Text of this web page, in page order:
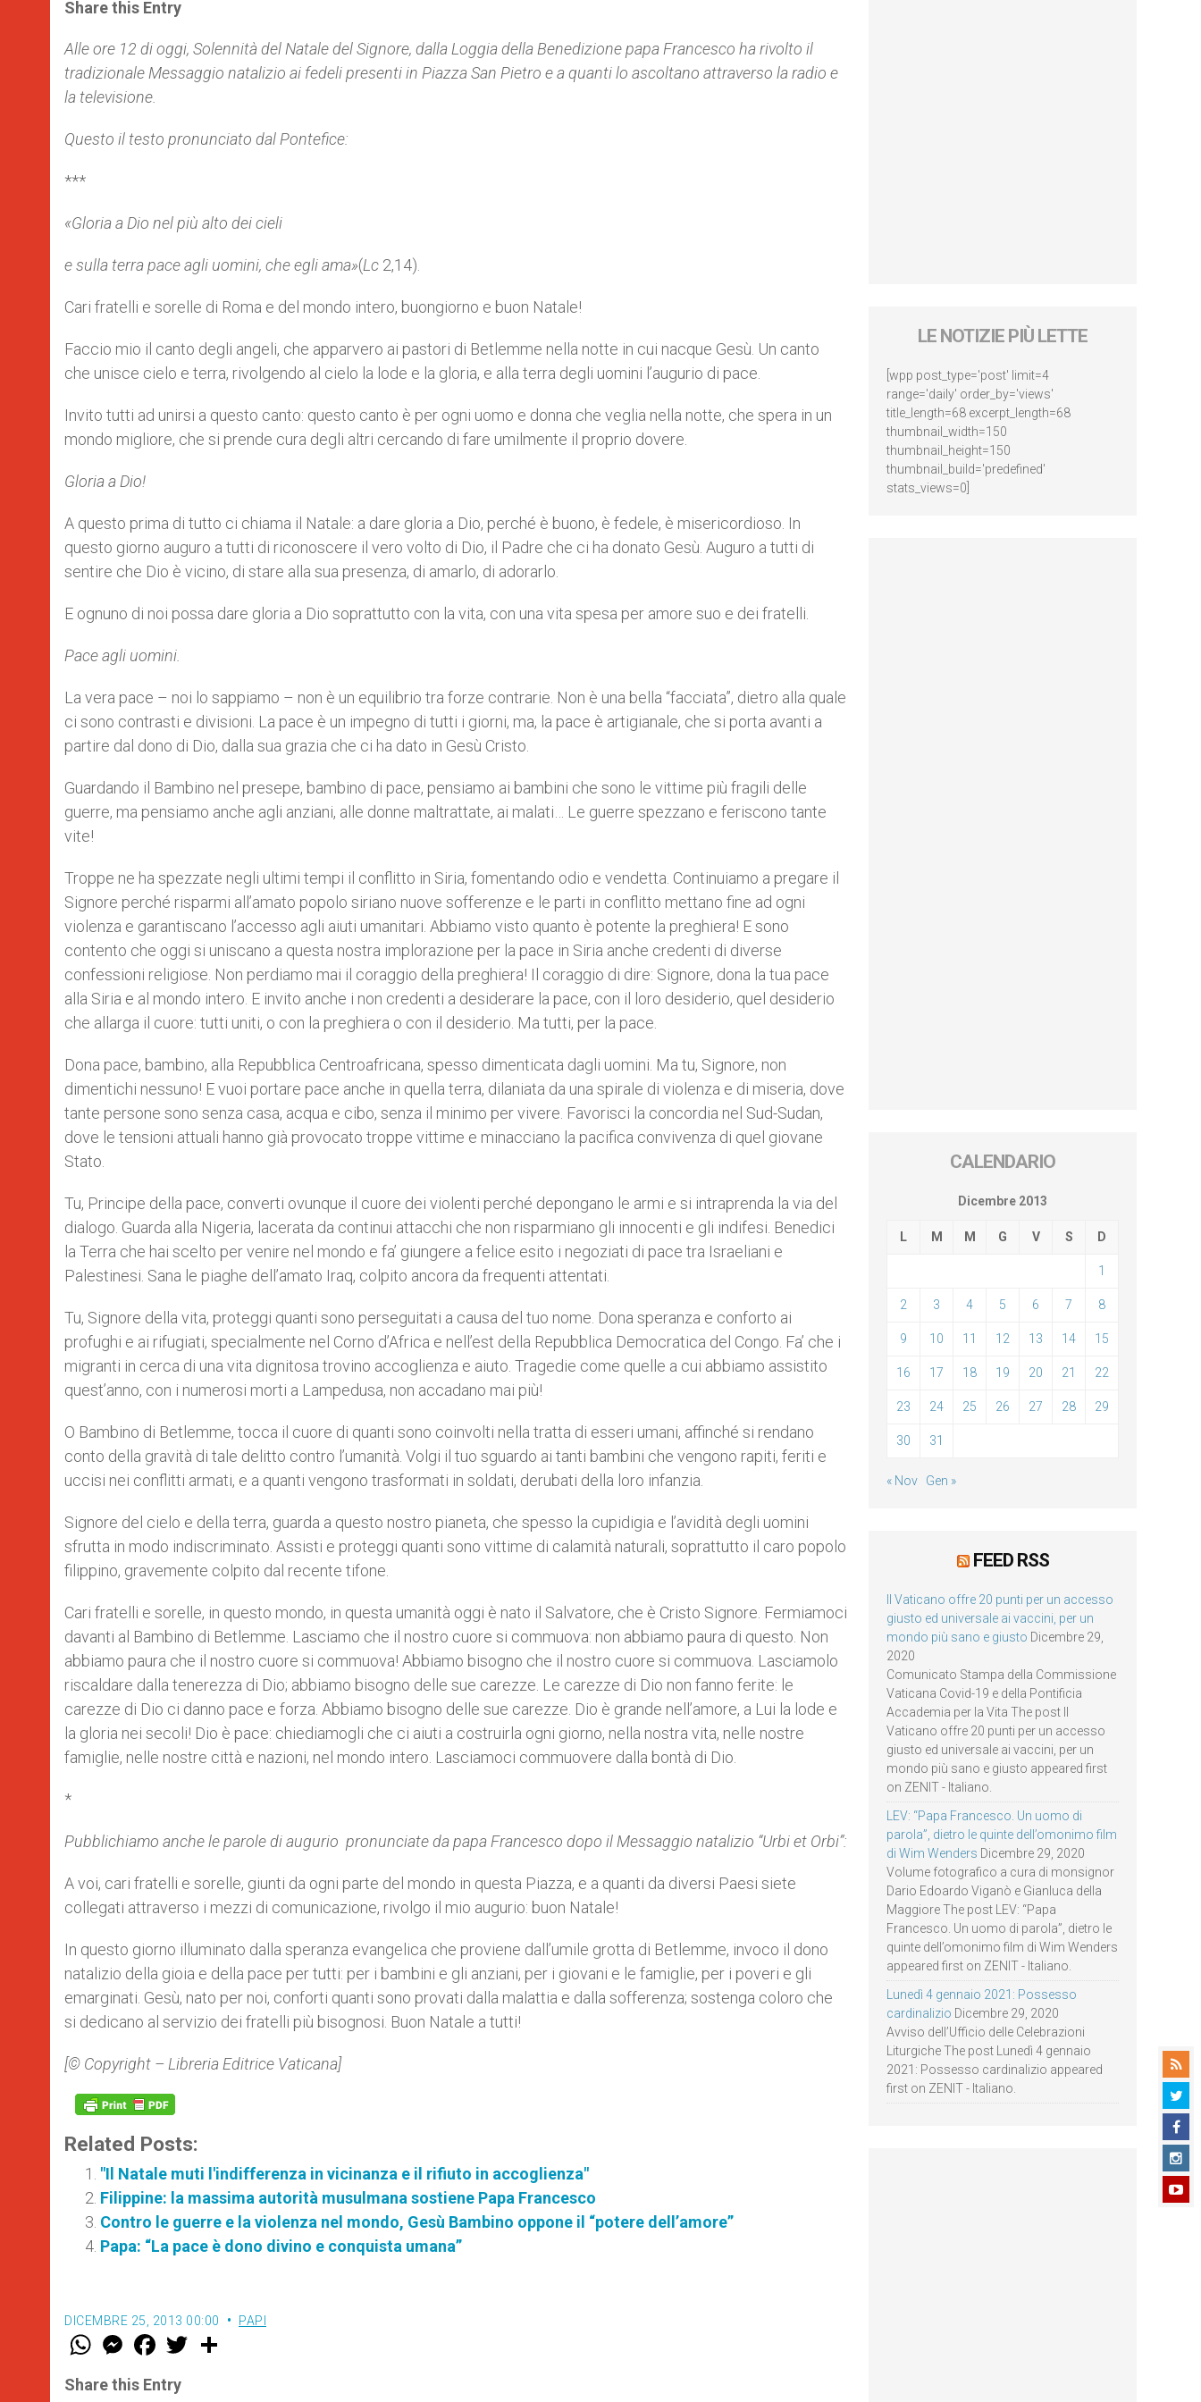
s
p
p
e
g
e
r
b
o
k
r
Share this Entry
Alle ore 12 di oggi, Solennità del Natale del Signore, dalla Loggia della Benedizione papa Francesco ha rivolto il
tradizionale Messaggio natalizio ai fedeli presenti in Piazza San Pietro e a quanti lo ascoltano attraverso la radio e
la televisione.
Questo il testo pronunciato dal Pontefice:
***
«Gloria a Dio nel più alto dei cieli
e sulla terra pace agli uomini, che egli ama»(Lc 2,14).
Cari fratelli e sorelle di Roma e del mondo intero, buongiorno e buon Natale!
Faccio mio il canto degli angeli, che apparvero ai pastori di Betlemme nella notte in cui nacque Gesù. Un canto
che unisce cielo e terra, rivolgendo al cielo la lode e la gloria, e alla terra degli uomini l’augurio di pace.
Invito tutti ad unirsi a questo canto: questo canto è per ogni uomo e donna che veglia nella notte, che spera in un
mondo migliore, che si prende cura degli altri cercando di fare umilmente il proprio dovere.
Gloria a Dio!
A questo prima di tutto ci chiama il Natale: a dare gloria a Dio, perché è buono, è fedele, è misericordioso. In
questo giorno auguro a tutti di riconoscere il vero volto di Dio, il Padre che ci ha donato Gesù. Auguro a tutti di
sentire che Dio è vicino, di stare alla sua presenza, di amarlo, di adorarlo.
E ognuno di noi possa dare gloria a Dio soprattutto con la vita, con una vita spesa per amore suo e dei fratelli.
Pace agli uomini.
La vera pace – noi lo sappiamo – non è un equilibrio tra forze contrarie. Non è una bella “facciata”, dietro alla quale
ci sono contrasti e divisioni. La pace è un impegno di tutti i giorni, ma, la pace è artigianale, che si porta avanti a
partire dal dono di Dio, dalla sua grazia che ci ha dato in Gesù Cristo.
Guardando il Bambino nel presepe, bambino di pace, pensiamo ai bambini che sono le vittime più fragili delle
guerre, ma pensiamo anche agli anziani, alle donne maltrattate, ai malati… Le guerre spezzano e feriscono tante
vite!
Troppe ne ha spezzate negli ultimi tempi il conflitto in Siria, fomentando odio e vendetta. Continuiamo a pregare il
Signore perché risparmi all’amato popolo siriano nuove sofferenze e le parti in conflitto mettano fine ad ogni
violenza e garantiscano l’accesso agli aiuti umanitari. Abbiamo visto quanto è potente la preghiera! E sono
contento che oggi si uniscano a questa nostra implorazione per la pace in Siria anche credenti di diverse
confessioni religiose. Non perdiamo mai il coraggio della preghiera! Il coraggio di dire: Signore, dona la tua pace
alla Siria e al mondo intero. E invito anche i non credenti a desiderare la pace, con il loro desiderio, quel desiderio
che allarga il cuore: tutti uniti, o con la preghiera o con il desiderio. Ma tutti, per la pace.
Dona pace, bambino, alla Repubblica Centroafricana, spesso dimenticata dagli uomini. Ma tu, Signore, non
dimentichi nessuno! E vuoi portare pace anche in quella terra, dilaniata da una spirale di violenza e di miseria, dove
tante persone sono senza casa, acqua e cibo, senza il minimo per vivere. Favorisci la concordia nel Sud-Sudan,
dove le tensioni attuali hanno già provocato troppe vittime e minacciano la pacifica convivenza di quel giovane
Stato.
Tu, Principe della pace, converti ovunque il cuore dei violenti perché depongano le armi e si intraprenda la via del
dialogo. Guarda alla Nigeria, lacerata da continui attacchi che non risparmiano gli innocenti e gli indifesi. Benedici
la Terra che hai scelto per venire nel mondo e fa’ giungere a felice esito i negoziati di pace tra Israeliani e
Palestinesi. Sana le piaghe dell’amato Iraq, colpito ancora da frequenti attentati.
Tu, Signore della vita, proteggi quanti sono perseguitati a causa del tuo nome. Dona speranza e conforto ai
profughi e ai rifugiati, specialmente nel Corno d’Africa e nell’est della Repubblica Democratica del Congo. Fa’ che i
migranti in cerca di una vita dignitosa trovino accoglienza e aiuto. Tragedie come quelle a cui abbiamo assistito
quest’anno, con i numerosi morti a Lampedusa, non accadano mai più!
O Bambino di Betlemme, tocca il cuore di quanti sono coinvolti nella tratta di esseri umani, affinché si rendano
conto della gravità di tale delitto contro l’umanità. Volgi il tuo sguardo ai tanti bambini che vengono rapiti, feriti e
uccisi nei conflitti armati, e a quanti vengono trasformati in soldati, derubati della loro infanzia.
Signore del cielo e della terra, guarda a questo nostro pianeta, che spesso la cupidigia e l’avidità degli uomini
sfrutta in modo indiscriminato. Assisti e proteggi quanti sono vittime di calamità naturali, soprattutto il caro popolo
filippino, gravemente colpito dal recente tifone.
Cari fratelli e sorelle, in questo mondo, in questa umanità oggi è nato il Salvatore, che è Cristo Signore. Fermiamoci
davanti al Bambino di Betlemme. Lasciamo che il nostro cuore si commuova: non abbiamo paura di questo. Non
abbiamo paura che il nostro cuore si commuova! Abbiamo bisogno che il nostro cuore si commuova. Lasciamolo
riscaldare dalla tenerezza di Dio; abbiamo bisogno delle sue carezze. Le carezze di Dio non fanno ferite: le
carezze di Dio ci danno pace e forza. Abbiamo bisogno delle sue carezze. Dio è grande nell’amore, a Lui la lode e
la gloria nei secoli! Dio è pace: chiediamogli che ci aiuti a costruirla ogni giorno, nella nostra vita, nelle nostre
famiglie, nelle nostre città e nazioni, nel mondo intero. Lasciamoci commuovere dalla bontà di Dio.
*
Pubblichiamo anche le parole di augurio pronunciateda papa Francesco dopo il Messaggio natalizio “Urbi et Orbi”:
A voi, cari fratelli e sorelle, giunti da ogni parte del mondo in questa Piazza, e a quanti da diversi Paesi siete
collegati attraverso i mezzi di comunicazione, rivolgo il mio augurio: buon Natale!
In questo giorno illuminato dalla speranza evangelica che proviene dall’umile grotta di Betlemme, invoco il dono
natalizio della gioia e della pace per tutti: per i bambini e gli anziani, per i giovani e le famiglie, per i poveri e gli
emarginati. Gesù, nato per noi, conforti quanti sono provati dalla malattia e dalla sofferenza; sostenga coloro che
si dedicano al servizio dei fratelli più bisognosi. Buon Natale a tutti!
[© Copyright – Libreria Editrice Vaticana]
Related Posts:
"Il Natale muti l'indifferenza in vicinanza e il rifiuto in accoglienza"
Filippine: la massima autorità musulmana sostiene Papa Francesco
Contro le guerre e la violenza nel mondo, Gesù Bambino oppone il “potere dell’amore”
Papa: “La pace è dono divino e conquista umana”
DICEMBRE 25, 2013 00:00 PAPI
W
t
s
M
e
s
e
F
a
e
b
w
Share this Entry
LE NOTIZIE PIÙ LETTE
[wpp post_type='post' limit=4
range='daily' order_by='views'
title_length=68 excerpt_length=68
thumbnail_width=150
thumbnail_height=150
thumbnail_build='predefined'
stats_views=0]
CALENDARIO
Dicembre 2013
L M M G V S D
1
2 3 4 5 6 7 8
9 10 11 12 13 14 15
16 17 18 19 20 21 22
23 24 25 26 27 28 29
30 31
« Nov Gen »
FEED RSS
Il Vaticano offre 20 punti per un accesso
giusto ed universale ai vaccini, per un
mondo più sano e giusto Dicembre 29,
2020
Comunicato Stampa della Commissione
Vaticana Covid-19 e della Pontificia
Accademia per la Vita The post Il
Vaticano offre 20 punti per un accesso
giusto ed universale ai vaccini, per un
mondo più sano e giusto appeared first
on ZENIT - Italiano.
LEV: “Papa Francesco. Un uomo di
parola”, dietro le quinte dell’omonimo film
di Wim Wenders Dicembre 29, 2020
Volume fotografico a cura di monsignor
Dario Edoardo Viganò e Gianluca della
Maggiore The post LEV: “Papa
Francesco. Un uomo di parola”, dietro le
quinte dell’omonimo film di Wim Wenders
appeared first on ZENIT - Italiano.
Lunedì 4 gennaio 2021: Possesso
cardinalizio Dicembre 29, 2020
Avviso dell’Ufficio delle Celebrazioni
Liturgiche The post Lunedì 4 gennaio
2021: Possesso cardinalizio appeared
first on ZENIT - Italiano.